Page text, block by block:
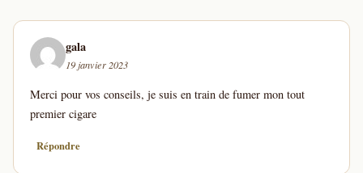
gala
19 janvier 2023
Merci pour vos conseils, je suis en train de fumer mon tout
premier cigare
Répondre